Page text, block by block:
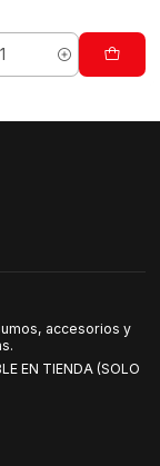
accesorios y
EN TIENDA (SOLO